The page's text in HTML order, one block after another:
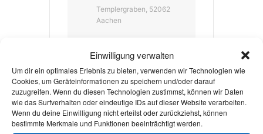
Einwilligung verwalten
Um dir ein optimales Erlebnis zu bieten, verwenden wir Technologien wie
Cookies, um Geräteinformationen zu speichern und/oder darauf
zuzugreifen. Wenn du diesen Technologien zustimmst, können wir Daten
wie das Surfverhalten oder eindeutige IDs auf dieser Website verarbeiten.
Wenn du deine Einwilligung nicht erteilst oder zurückziehst, können
bestimmte Merkmale und Funktionen beeinträchtigt werden.
Templergraben, 52062
Aachen
Kulturveranstaltung
VERANSTALTER